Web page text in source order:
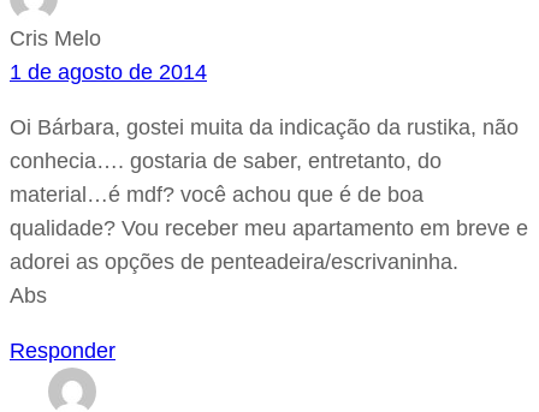
Cris Melo
1 de agosto de 2014
Oi Bárbara, gostei muita da indicação da rustika, não
conhecia…. gostaria de saber, entretanto, do
material…é mdf? você achou que é de boa
qualidade? Vou receber meu apartamento em breve e
adorei as opções de penteadeira/escrivaninha.
Abs
Responder